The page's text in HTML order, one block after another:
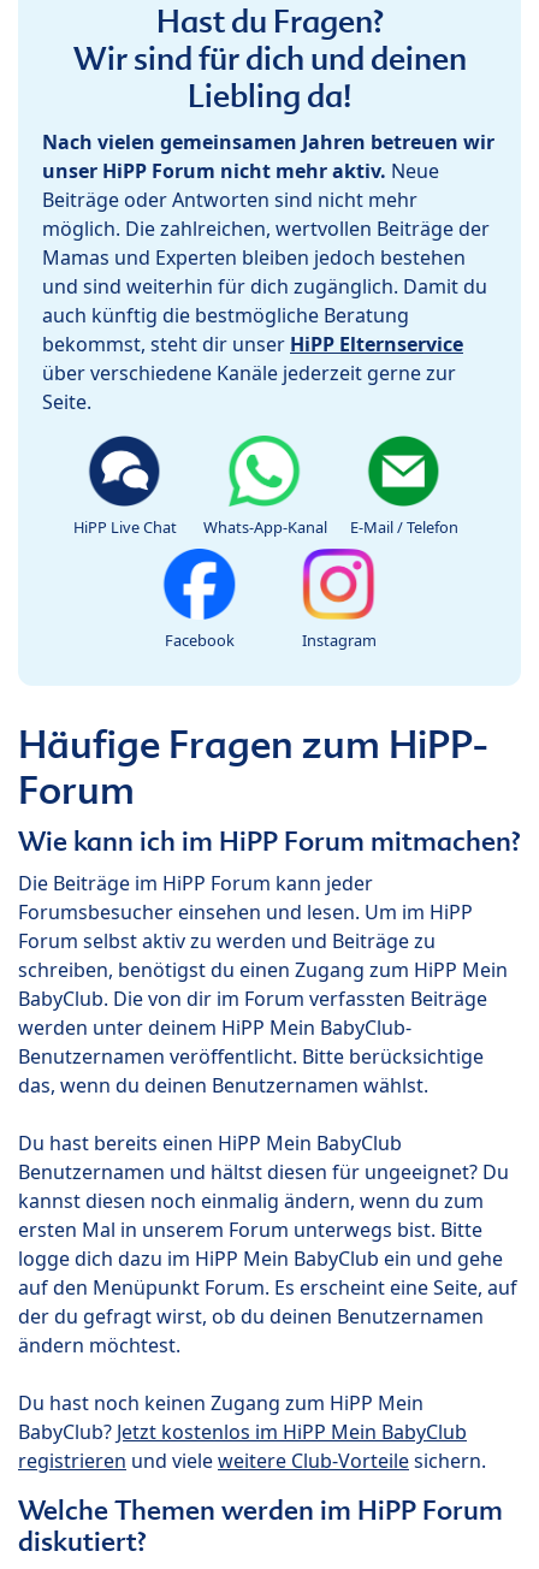
Hast du Fragen?
Wir sind für dich und deinen
Liebling da!
Nach vielen gemeinsamen Jahren betreuen wir
unser HiPP Forum nicht mehr aktiv. Neue
Beiträge oder Antworten sind nicht mehr
möglich. Die zahlreichen, wertvollen Beiträge der
Mamas und Experten bleiben jedoch bestehen
und sind weiterhin für dich zugänglich. Damit du
auch künftig die bestmögliche Beratung
bekommst, steht dir unser HiPP Elternservice
über verschiedene Kanäle jederzeit gerne zur
Seite.
HiPP Live Chat Whats-App-Kanal E-Mail / Telefon
Facebook Instagram
Häufige Fragen zum HiPP-
Forum
Wie kann ich im HiPP Forum mitmachen?
Die Beiträge im HiPP Forum kann jeder
Forumsbesucher einsehen und lesen. Um im HiPP
Forum selbst aktiv zu werden und Beiträge zu
schreiben, benötigst du einen Zugang zum HiPP Mein
BabyClub. Die von dir im Forum verfassten Beiträge
werden unter deinem HiPP Mein BabyClub-
Benutzernamen veröffentlicht. Bitte berücksichtige
das, wenn du deinen Benutzernamen wählst.
Du hast bereits einen HiPP Mein BabyClub
Benutzernamen und hältst diesen für ungeeignet? Du
kannst diesen noch einmalig ändern, wenn du zum
ersten Mal in unserem Forum unterwegs bist. Bitte
logge dich dazu im HiPP Mein BabyClub ein und gehe
auf den Menüpunkt Forum. Es erscheint eine Seite, auf
der du gefragt wirst, ob du deinen Benutzernamen
ändern möchtest.
Du hast noch keinen Zugang zum HiPP Mein
BabyClub? Jetzt kostenlos im HiPP Mein BabyClub
registrieren und vieleweitere Club-Vorteilesichern.
Welche Themen werden im HiPP Forum
diskutiert?